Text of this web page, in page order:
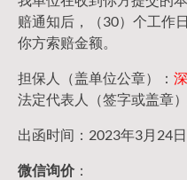
赔通知后，（30）个工作
你方索赔金额。
担保人（盖单位公章）：
法定代表人（签字或盖章
出函时间：2023年3月24日
微信询价：